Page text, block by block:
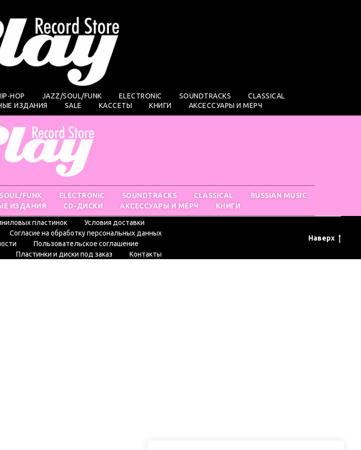
HOP JAZZ/SOUL/FUNK ELECTRONIC SOUNDTRACKS
CLASSICAL
ИЗДАНИЯ SALE КАССЕТЫ КНИГИ АКСЕССУАРЫ И МЕРЧ
FUNK ELECTRONIC SOUNDTRACKS CLASSICAL
RUSSIAN MUSIC
ИЗДАНИЯ CD-ДИСКИ АКСЕССУАРЫ И МЕРЧ КНИГИ
пластинок
Условия доставки
Согласие на обработку персональных данных
Пользовательское соглашение
Пластинки и диски под заказ Контакты
Наверх